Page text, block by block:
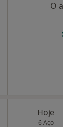
O
Hoje
6 Ago